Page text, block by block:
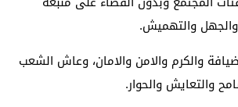
والتهميش.
والكرم والامن والامان، وعاش الشعب
والتعايش والحوار.